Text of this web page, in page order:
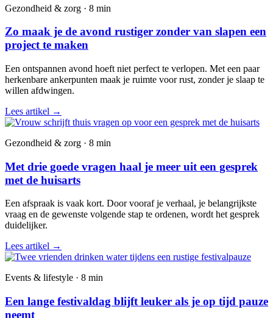
Gezondheid & zorg · 8 min
Zo maak je de avond rustiger zonder van slapen een
project te maken
Een ontspannen avond hoeft niet perfect te verlopen. Met een paar
herkenbare ankerpunten maak je ruimte voor rust, zonder je slaap te
willen afdwingen.
Lees artikel →
Gezondheid & zorg · 8 min
Met drie goede vragen haal je meer uit een gesprek
met de huisarts
Een afspraak is vaak kort. Door vooraf je verhaal, je belangrijkste
vraag en de gewenste volgende stap te ordenen, wordt het gesprek
duidelijker.
Lees artikel →
Events & lifestyle · 8 min
Een lange festivaldag blijft leuker als je op tijd pauze
neemt